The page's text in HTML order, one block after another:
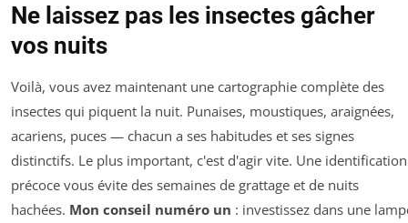
Ne laissez pas les insectes gâcher
vos nuits
Voilà, vous avez maintenant une cartographie complète des
insectes qui piquent la nuit. Punaises, moustiques, araignées,
acariens, puces — chacun a ses habitudes et ses signes
distinctifs. Le plus important, c'est d'agir vite. Une identification
précoce vous évite des semaines de grattage et de nuits
hachées. Mon conseil numéro un : investissez dans une